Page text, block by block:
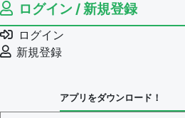
ログイン / 新規登録
ログイン
新規登録
アプリをダウンロード！